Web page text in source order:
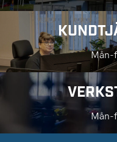
Mån-
Mån-